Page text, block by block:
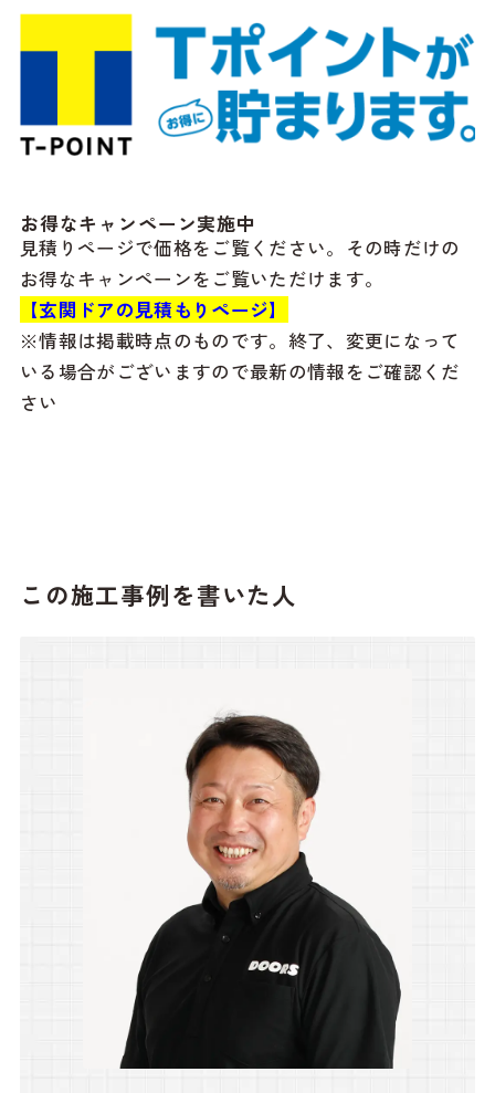
お得なキャンペーン実施中
見積りページで価格をご覧ください。その時だけの
お得なキャンペーンをご覧いただけます。
【玄関ドアの見積もりページ】
※情報は掲載時点のものです。終了、変更になって
いる場合がございますので最新の情報をご確認くだ
さい
この施工事例を書いた人